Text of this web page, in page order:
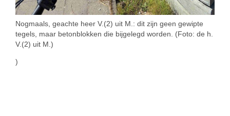
Nogmaals, geachte heer V.(2) uit M.: dit zijn geen gewipte
tegels, maar betonblokken die bijgelegd worden. (Foto: de h.
V.(2) uit M.)
)